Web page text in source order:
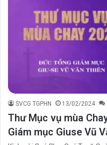
SVCG TGPHN 13/02/2024
Thư Mục vụ mùa
Giám mục Giuse Vũ